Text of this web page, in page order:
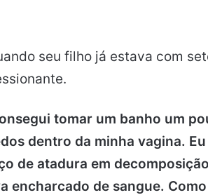
seu filho já estava com
tomar um banho um
dentro da minha vagina.
de atadura em
encharcado de sangue.